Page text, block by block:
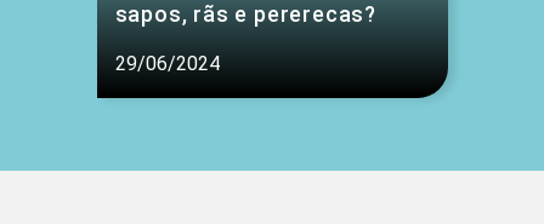
sapos, rãs e pererecas?
29/06/2024